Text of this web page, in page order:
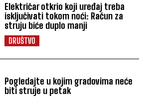
Električar otkrio koji uređaj treba
isključivati tokom noći: Račun za
struju biće duplo manji
DRUŠTVO
Pogledajte u kojim gradovima neće
biti struje u petak